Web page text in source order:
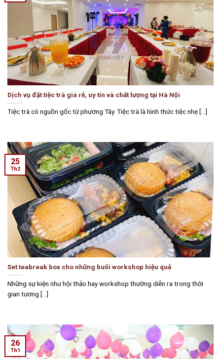
Dịch vụ đặt tiệc trà giá rẻ, uy tín và chất lượng tại Hà Nội
Tiệc trà có nguồn gốc từ phương Tây. Tiệc trà là hình thức tiệc nhẹ [...]
Set teabreak box cho những buổi workshop hiệu quả
Những sự kiện như hội thảo hay workshop thường diễn ra trong thời
gian tương [...]
25
Th2
26
Th1